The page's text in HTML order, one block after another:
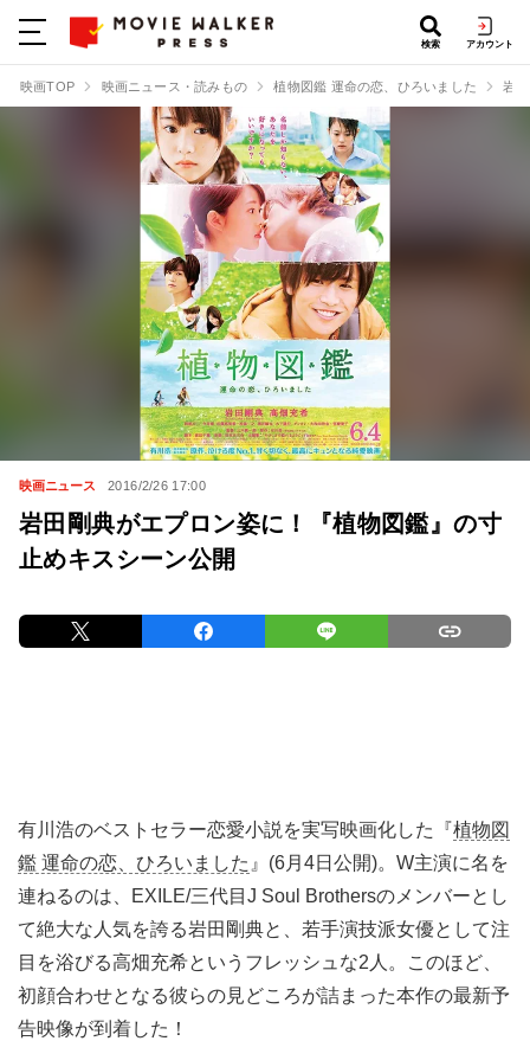
検索 アカウント
映画TOP 映画ニュース・読みもの 植物図鑑 運命の恋、ひろいました 岩
映画ニュース 2016/2/26 17:00
岩田剛典がエプロン姿に！『植物図鑑』の寸
止めキスシーン公開
有川浩のベストセラー恋愛小説を実写映画化した『植物図
鑑 運命の恋、ひろいました 』(6月4日公開)。W主演に名を
連ねるのは、EXILE/三代目J Soul Brothersのメンバーとし
て絶大な人気を誇る岩田剛典と、若手演技派女優として注
目を浴びる高畑充希というフレッシュな2人。このほど、
初顔合わせとなる彼らの見どころが詰まった本作の最新予
告映像が到着した！